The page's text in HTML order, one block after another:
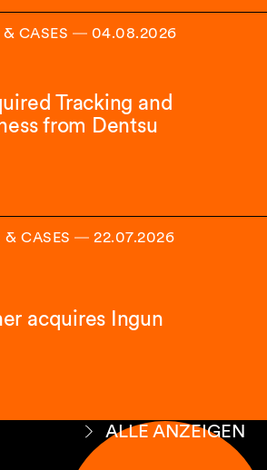
& CASES ― 04.08.2026
Tracking and
from Dentsu
& CASES ― 22.07.2026
acquires Ingun
ALLE ANZEIGEN